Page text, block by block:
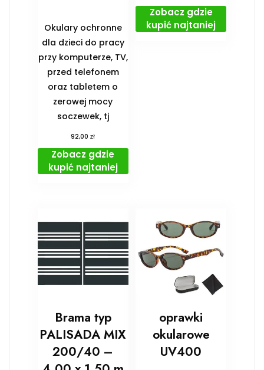
Okulary ochronne
dla dzieci do pracy
przy komputerze, TV,
przed telefonem
oraz tabletem o
zerowej mocy
soczewek, tj
92,00zł
Zobacz gdzie
kupić najtaniej
Zobacz gdzie
kupić najtaniej
Brama typ
PALISADA MIX
200/40 –
oprawki
okularowe
UV400